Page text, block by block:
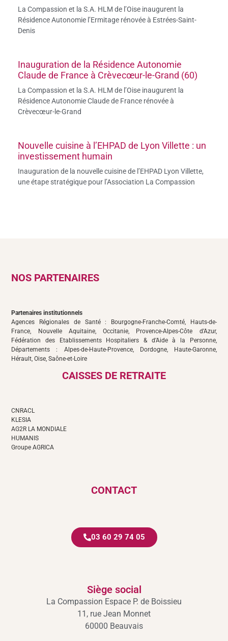
La Compassion et la S.A. HLM de l’Oise inaugurent la
Résidence Autonomie l’Ermitage rénovée à Estrées-Saint-
Denis
Inauguration de la Résidence Autonomie
Claude de France à Crèvecœur-le-Grand (60)
La Compassion et la S.A. HLM de l’Oise inaugurent la
Résidence Autonomie Claude de France rénovée à
Crèvecœur-le-Grand
Nouvelle cuisine à l’EHPAD de Lyon Villette : un
investissement humain
Inauguration de la nouvelle cuisine de l’EHPAD Lyon Villette,
une étape stratégique pour l’Association La Compassion
NOS PARTENAIRES
Partenaires institutionnels
Agences Régionales de Santé : Bourgogne-Franche-Comté, Hauts-de-
France, Nouvelle Aquitaine, Occitanie, Provence-Alpes-Côte d’Azur,
Fédération des Etablissements Hospitaliers & d’Aide à la Personne,
Départements : Alpes-de-Haute-Provence, Dordogne, Haute-Garonne,
Hérault, Oise, Saône-et-Loire
CAISSES DE RETRAITE
CNRACL
KLESIA
AG2R LA MONDIALE
HUMANIS
Groupe AGRICA
CONTACT
03 60 29 74 05
Siège social
La Compassion Espace P. de Boissieu
11, rue Jean Monnet
60000 Beauvais